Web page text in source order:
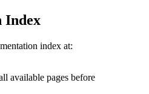
Index
index at:
available pages before